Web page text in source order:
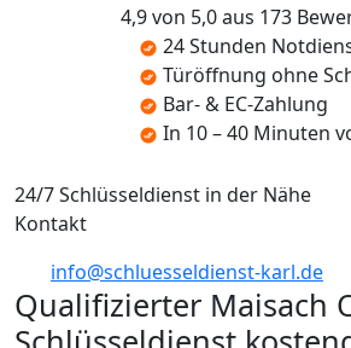
4,9 von 5,0 aus 173
24 Stunden
Türöffnung ohne
Bar- & EC-Zahlung
In 10 – 40 Minuten
24/7 Schlüsseldienst in der Nähe
Kontakt
info@schluesseldienst-karl.de
Qualifizierter Maisach